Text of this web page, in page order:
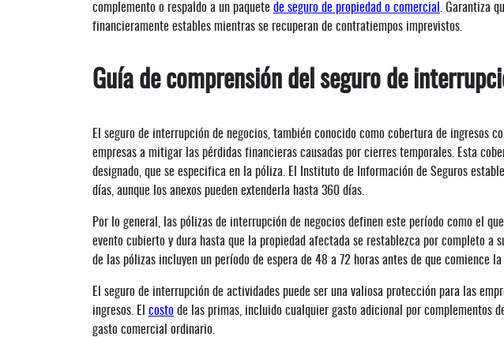
complemento o respaldo a un paquete de seguro de propiedad o comercial
. Garantiza
financieramente estables mientras se recuperan de contratiempos imprevistos.
Guía de comprensión del seguro de
El seguro de interrupción de negocios, también conocido como cobertura de ingresos
empresas a mitigar las pérdidas financieras causadas por cierres temporales. Esta
designado, que se especifica en la póliza. El Instituto de Información de Seguros
días, aunque los anexos pueden extenderla hasta 360 días.
Por lo general, las pólizas de interrupción de negocios definen este período como el
evento cubierto y dura hasta que la propiedad afectada se restablezca por completo a
de las pólizas incluyen un período de espera de 48 a 72 horas antes de que comience la
El seguro de interrupción de actividades puede ser una valiosa protección para las
ingresos. El costo de las primas, incluido cualquier gasto adicional por complementos
gasto comercial ordinario.